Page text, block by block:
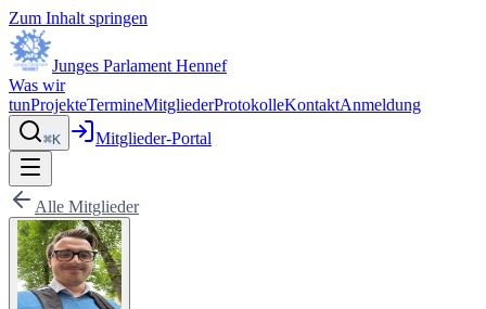
Zum Inhalt springen
Junges Parlament Hennef
Was wir
tunProjekteTermineMitgliederProtokolleKontaktAnmeldung
⌘K Mitglieder-Portal
Alle Mitglieder